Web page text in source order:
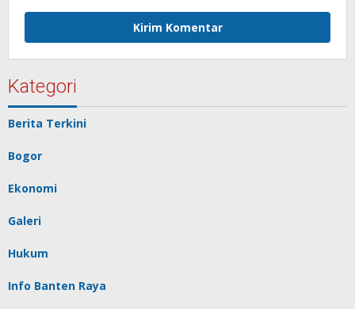
Kategori
Berita Terkini
Bogor
Ekonomi
Galeri
Hukum
Info Banten Raya